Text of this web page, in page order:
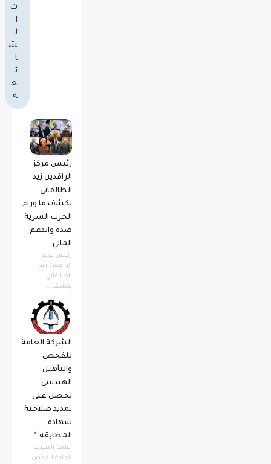
ت
ا
ل
ش
ا
ئ
ع
ة
رئيس مركز
الرافدين زيد
الطالقاني
يكشف ما وراء
الحرب السرية
ضده والدعم
المالي
رئيس مركز
الرافدين زيد
الطالقاني
يكشف...
الشركة العامة
للفحص
والتأهيل
الهندسي
تحصل على
تمديد صلاحية
شهادة
المطابقة *
أعلنت الشركة
العامة للفحص